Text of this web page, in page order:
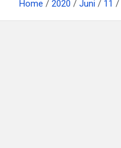
Home 2020 Juni 11